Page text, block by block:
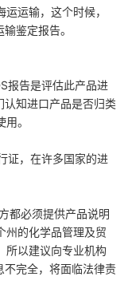
运运输，这个时候，
鉴定报告。
报告是评估此产品进
知进口产品是否归类
。
证，在许多国家的进
都必须提供产品说明
州的化学品管理及贸
所以建议向专业机构
不完全，将面临法律责